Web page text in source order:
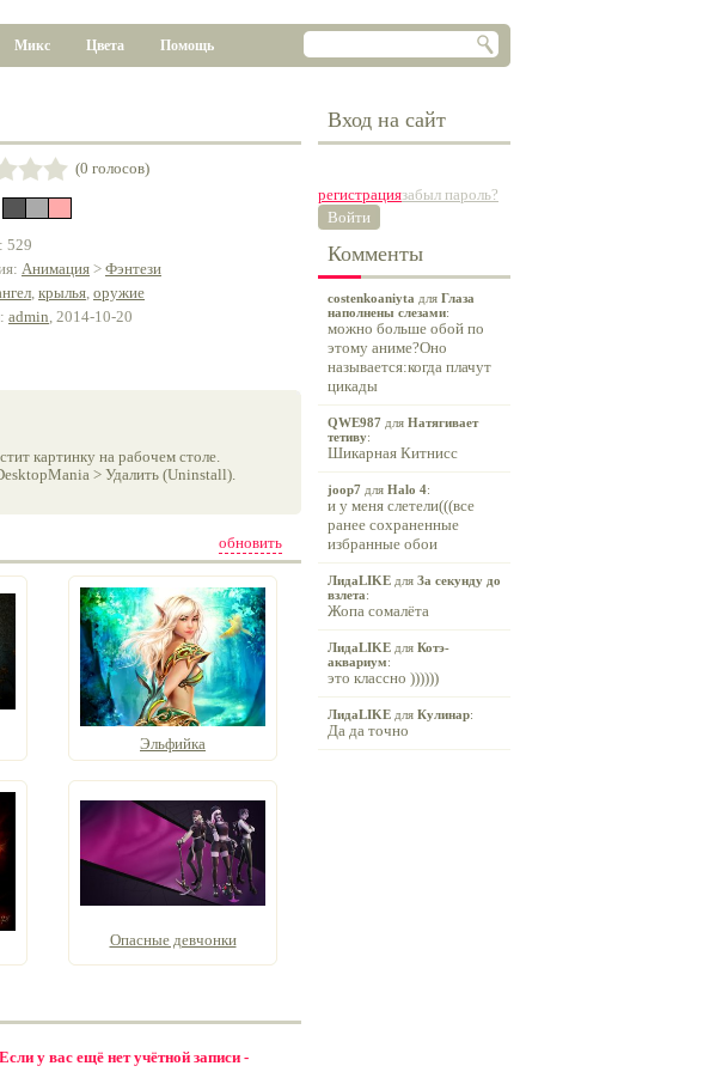
Микс Цвета Помощь
(0 голосов)
529
Анимация > Фэнтези
, крылья, оружие
admin, 2014-10-20
картинку на рабочем столе.
> Удалить (Uninstall).
обновить
Эльфийка
Опасные девчонки
у вас ещё нет учётной записи -
Вход на сайт
регистрациязабыл пароль?
Войти
Комменты
costenkoaniyta для Глаза
наполнены слезами:
можно больше обой по
этому аниме?Оно
называется:когда плачут
цикады
QWE987 для Натягивает
тетиву:
Шикарная Китнисс
joop7 для Halo 4:
и у меня слетели(((все
ранее сохраненные
избранные обои
ЛидаLIKE для За секунду до
взлета:
Жопа сомалёта
ЛидаLIKE для Котэ-
аквариум:
это классно ))))))
ЛидаLIKE для Кулинар:
Да да точно